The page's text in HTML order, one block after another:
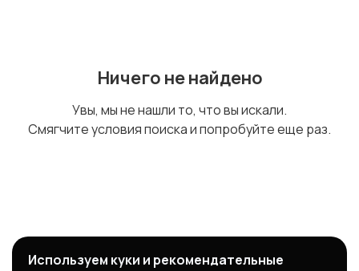
Ничего не найдено
Увы, мы не нашли то, что вы искали.
Смягчите условия поиска и попробуйте еще раз.
Используем куки и рекомендательные